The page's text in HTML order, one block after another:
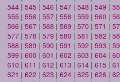
544 | 545 | 546 | 547 | 548 | 549 |
555 | 556 | 557 | 558 | 559 | 560 |
566 | 567 | 568 | 569 | 570 | 571 |
577 | 578 | 579 | 580 | 581 | 582 |
588 | 589 | 590 | 591 | 592 | 593 |
599 | 600 | 601 | 602 | 603 | 604 |
610 | 611 | 612 | 613 | 614 | 615 |
621 | 622 | 623 | 624 | 625 | 626 |